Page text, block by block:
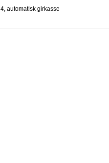
4, automatisk girkasse